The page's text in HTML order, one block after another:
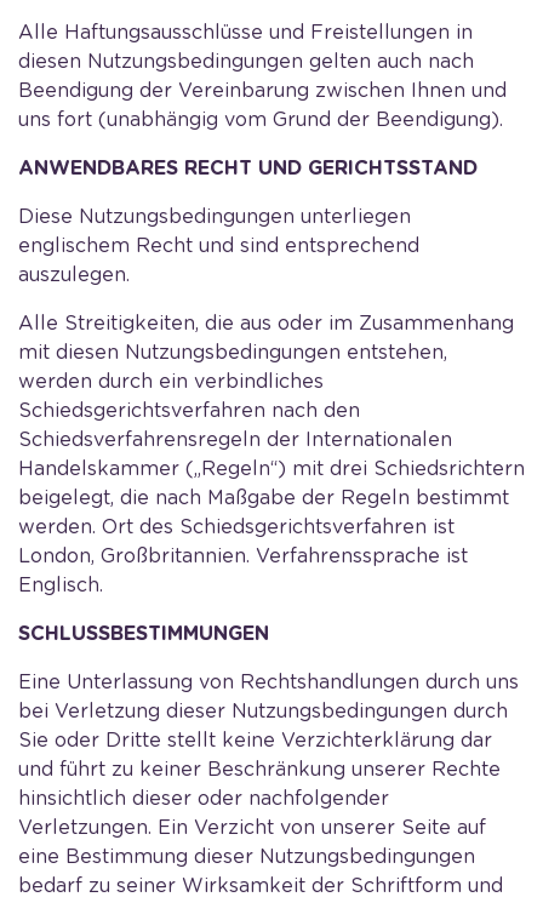
Alle Haftungsausschlüsse und Freistellungen in
diesen Nutzungsbedingungen gelten auch nach
Beendigung der Vereinbarung zwischen Ihnen und
uns fort (unabhängig vom Grund der Beendigung).
ANWENDBARES RECHT UND GERICHTSSTAND
Diese Nutzungsbedingungen unterliegen
englischem Recht und sind entsprechend
auszulegen.
Alle Streitigkeiten, die aus oder im Zusammenhang
mit diesen Nutzungsbedingungen entstehen,
werden durch ein verbindliches
Schiedsgerichtsverfahren nach den
Schiedsverfahrensregeln der Internationalen
Handelskammer („Regeln“) mit drei Schiedsrichtern
beigelegt, die nach Maßgabe der Regeln bestimmt
werden. Ort des Schiedsgerichtsverfahren ist
London, Großbritannien. Verfahrenssprache ist
Englisch.
SCHLUSSBESTIMMUNGEN
Eine Unterlassung von Rechtshandlungen durch uns
bei Verletzung dieser Nutzungsbedingungen durch
Sie oder Dritte stellt keine Verzichterklärung dar
und führt zu keiner Beschränkung unserer Rechte
hinsichtlich dieser oder nachfolgender
Verletzungen. Ein Verzicht von unserer Seite auf
eine Bestimmung dieser Nutzungsbedingungen
bedarf zu seiner Wirksamkeit der Schriftform und